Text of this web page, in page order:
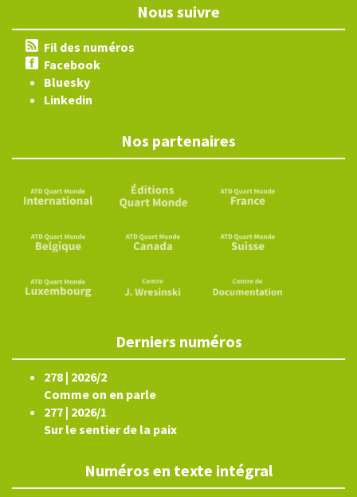
Nous suivre
Fil des numéros
Facebook
Bluesky
Linkedin
Nos partenaires
Derniers numéros
278 | 2026/2
Comme on en parle
277 | 2026/1
Sur le sentier de la paix
Numéros en texte intégral